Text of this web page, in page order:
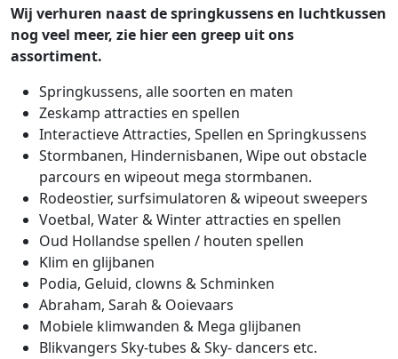
Wij verhuren naast de springkussens en luchtkussen
nog veel meer, zie hier een greep uit ons
assortiment.
Springkussens, alle soorten en maten
Zeskamp attracties en spellen
Interactieve Attracties, Spellen en Springkussens
Stormbanen, Hindernisbanen, Wipe out obstacle
parcours en wipeout mega stormbanen.
Rodeostier, surfsimulatoren & wipeout sweepers
Voetbal, Water & Winter attracties en spellen
Oud Hollandse spellen / houten spellen
Klim en glijbanen
Podia, Geluid, clowns & Schminken
Abraham, Sarah & Ooievaars
Mobiele klimwanden & Mega glijbanen
Blikvangers Sky-tubes & Sky- dancers etc.